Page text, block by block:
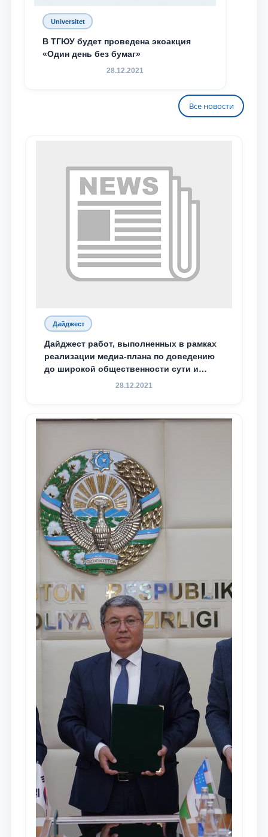
Universitet
В ТГЮУ будет проведена экоакция
«Один день без бумаг»
28.12.2021
Все новости
Дайджест
Дайджест работ, выполненных в рамках
реализации медиа-плана по доведению
до широкой общественности сути и
содержания задач, определённых в
Мажлису и народу Узбекистана
28.12.2021